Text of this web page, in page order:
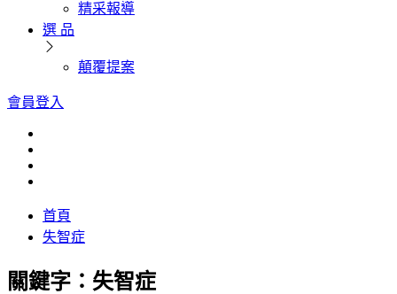
精采報導
選 品
顛覆提案
會員登入
首頁
失智症
關鍵字：失智症